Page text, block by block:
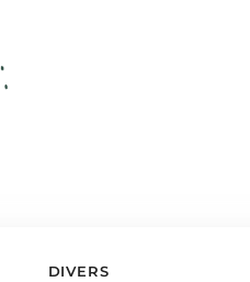
DIVERS